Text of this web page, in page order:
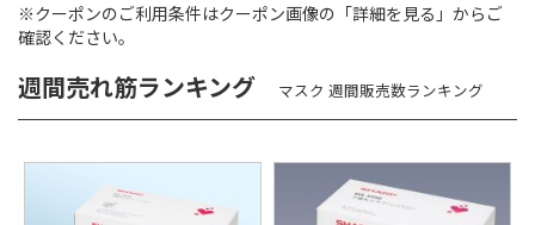
※クーポンのご利用条件はクーポン画像の「詳細を見る」からご
確認ください。
週間売れ筋ランキング マスク 週間販売数ランキング